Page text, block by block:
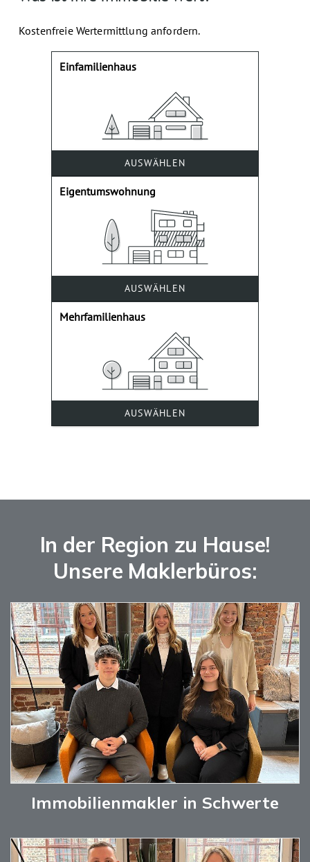
In der Region zu Hause!
Unsere Maklerbüros:
Immobilienmakler in Schwerte